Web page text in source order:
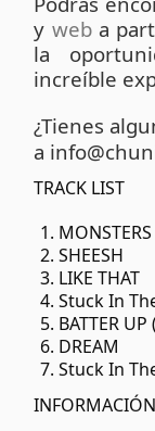
y weba
la
increíble
¿Tienes
a
TRACK LIST
SHEESH
LIKE THAT
Stuck In
BATTER UP
DREAM
Stuck In